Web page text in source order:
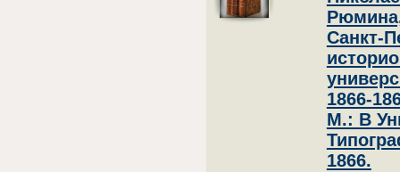
Санкт-
1866-
М.: В
1866.